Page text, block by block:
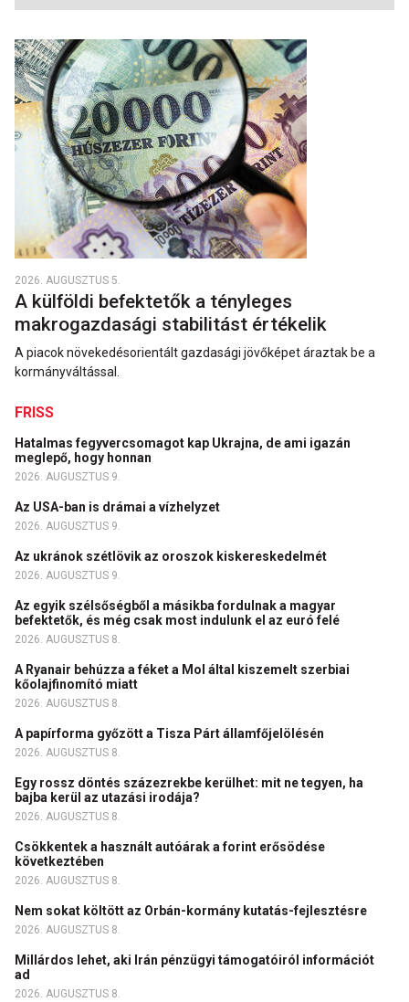
2026. AUGUSZTUS 5.
A külföldi befektetők a tényleges
makrogazdasági stabilitást értékelik
A piacok növekedésorientált gazdasági jövőképet áraztak be a
kormányváltással.
FRISS
Hatalmas fegyvercsomagot kap Ukrajna, de ami igazán
meglepő, hogy honnan
2026. AUGUSZTUS 9.
Az USA-ban is drámai a vízhelyzet
2026. AUGUSZTUS 9.
Az ukránok szétlövik az oroszok kiskereskedelmét
2026. AUGUSZTUS 9.
Az egyik szélsőségből a másikba fordulnak a magyar
befektetők, és még csak most indulunk el az euró felé
2026. AUGUSZTUS 8.
A Ryanair behúzza a féket a Mol által kiszemelt szerbiai
kőolajfinomító miatt
2026. AUGUSZTUS 8.
A papírforma győzött a Tisza Párt államfőjelölésén
2026. AUGUSZTUS 8.
Egy rossz döntés százezrekbe kerülhet: mit ne tegyen, ha
bajba kerül az utazási irodája?
2026. AUGUSZTUS 8.
Csökkentek a használt autóárak a forint erősödése
következtében
2026. AUGUSZTUS 8.
Nem sokat költött az Orbán-kormány kutatás-fejlesztésre
2026. AUGUSZTUS 8.
Millárdos lehet, aki Irán pénzügyi támogatóiról információt
ad
2026. AUGUSZTUS 8.